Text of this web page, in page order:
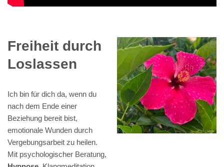
Freiheit durch
Loslassen
Ich bin für dich da, wenn du
nach dem Ende einer
Beziehung bereit bist,
emotionale Wunden durch
Vergebungsarbeit zu heilen.
Mit psychologischer Beratung,